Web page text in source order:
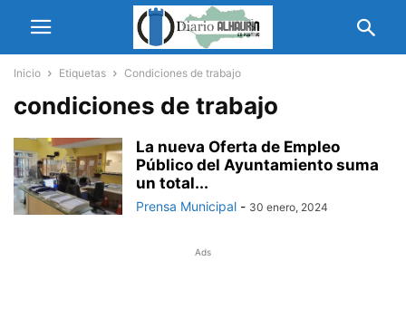
Inicio Etiquetas Condiciones de trabajo
condiciones de trabajo
La nueva Oferta de Empleo
Público del Ayuntamiento suma
un total...
Prensa Municipal - 30 enero, 2024
Ads